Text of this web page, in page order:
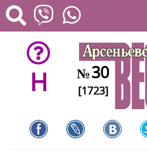
H №30
[1723]